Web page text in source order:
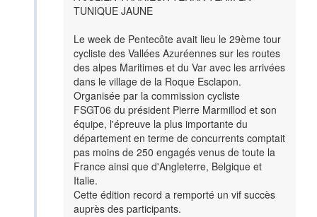
TUNIQUE JAUNE
Le week de Pentecôte avait lieu le 29ème tour
cycliste des Vallées Azuréennes sur les routes
des alpes Maritimes et du Var avec les arrivées
dans le village de la Roque Esclapon.
Organisée par la commission cycliste
FSGT06 du président Pierre Marmillod et son
équipe, l'épreuve la plus importante du
département en terme de concurrents comptait
pas moins de 250 engagés venus de toute la
France ainsi que d'Angleterre, Belgique et
Italie.
Cette édition record a remporté un vif succès
auprès des participants.